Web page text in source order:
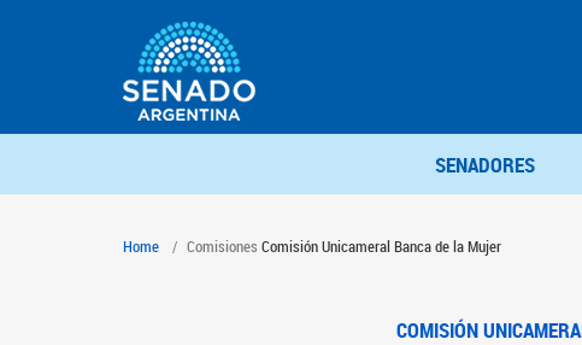
SENADORES
Home Comisiones Comisión Unicameral Banca de la Mujer
COMISIÓN